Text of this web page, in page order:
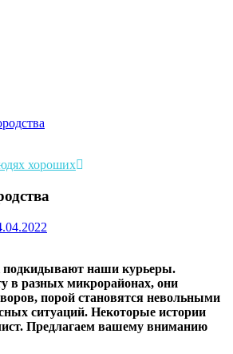
хороших
подкидывают наши курьеры.
в разных микрорайонах, они
порой становятся невольными
ситуаций. Некоторые истории
Предлагаем вашему вниманию